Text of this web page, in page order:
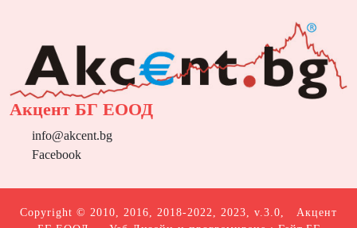
Акцент БГ ЕООД
info@akcent.bg
Facebook
Copyright © 2010, 2016, 2018-2022, 2023, v.3.0, Акцент